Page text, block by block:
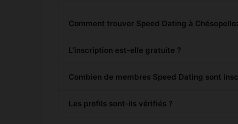
Comment trouver Speed Dating à
L'inscription est-elle gratuite ?
Combien de membres Speed Dating sont
Les profils sont-ils vérifiés ?